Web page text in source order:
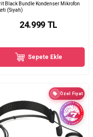
Black Bundle Kondenser Mikrofon
(Siyah)
24.999TL
Sepete Ekle
Özel Fiyat